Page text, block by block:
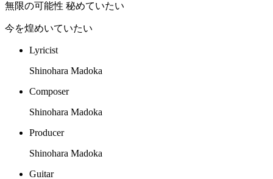
無限の可能性 秘めていたい
今を煌めいていたい
Lyricist
Shinohara Madoka
Composer
Shinohara Madoka
Producer
Shinohara Madoka
Guitar